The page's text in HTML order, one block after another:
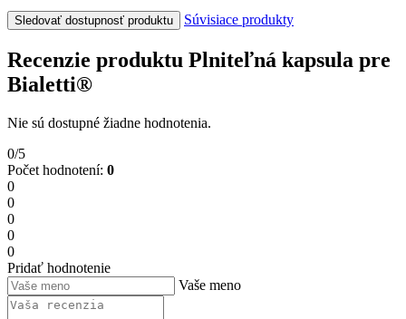
Sledovať dostupnosť produktu Súvisiace produkty
Recenzie produktu Plniteľná kapsula pre
Bialetti®
Nie sú dostupné žiadne hodnotenia.
0/5
Počet hodnotení: 0
0
0
0
0
0
Pridať hodnotenie
Vaše meno